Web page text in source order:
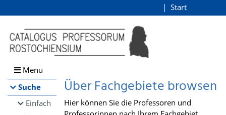
Browsen
direkt zum Inhalt
Start
Menü
Suche
Einfach
Über Fachgebiete browsen
Hier können Sie die Professoren und